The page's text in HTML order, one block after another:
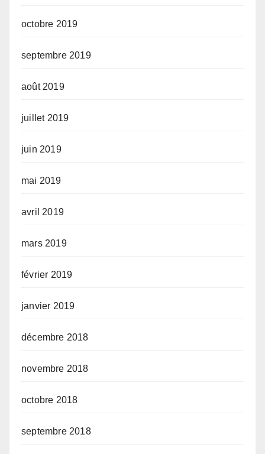
octobre 2019
septembre 2019
août 2019
juillet 2019
juin 2019
mai 2019
avril 2019
mars 2019
février 2019
janvier 2019
décembre 2018
novembre 2018
octobre 2018
septembre 2018